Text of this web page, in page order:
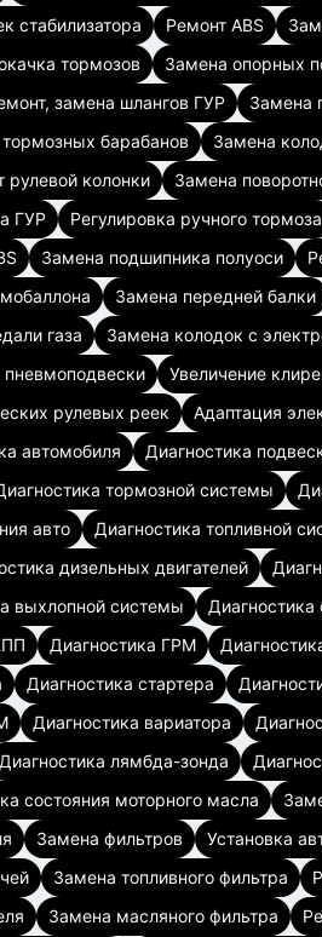
стабилизатора Ремонт ABS
тормозов
Замена опорных
замена шлангов ГУР
Замена
барабанов
Замена
рулевой колонки Замена
ГУР Регулировка ручного тормоза
Замена подшипника полуоси
Замена передней балки
газа
Замена колодок с
пневмоподвески Увеличение
рулевых реек
Адаптация
автомобиля Диагностика
тормозной системы
авто
Диагностика топливной
дизельных двигателей
выхлопной системы Диагностика
Диагностика ГРМ
Диагностика стартера
Диагностика вариатора
Диагностика лямбда-зонда
состояния моторного масла
Замена фильтров
Установка
Замена топливного фильтра
Замена масляного фильтра